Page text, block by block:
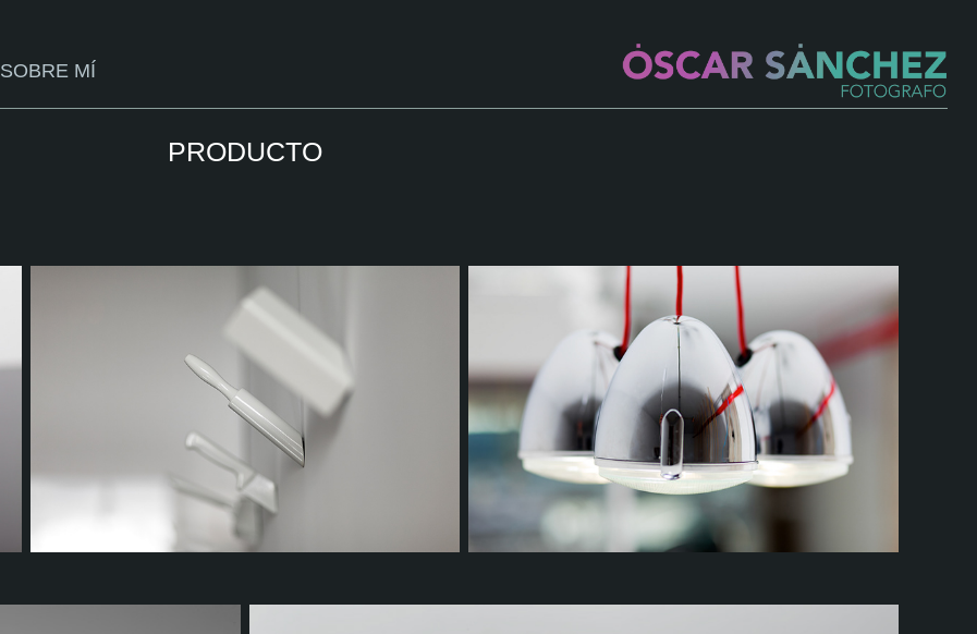
SOBRE MÍ
PRODUCTO